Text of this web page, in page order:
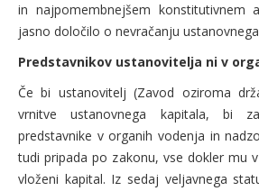
in najpomembnejšem konstitutivnem
jasno določilo o nevračanju
Predstavnikov ustanovitelja ni v
Če bi ustanovitelj (Zavod oziroma
vrnitve ustanovnega kapitala, bi
predstavnike v organih vodenja in
tudi pripada po zakonu, vse dokler mu
vloženi kapital. Iz sedaj veljavnega